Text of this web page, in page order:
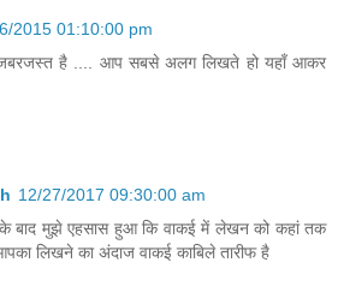
2015 01:10:00 pm
है .... आप सबसे अलग लिखते हो यहाँ आकर
12/27/2017 09:30:00 am
मुझे एहसास हुआ कि वाकई में लेखन को कहां तक
लिखने का अंदाज वाकई काबिले तारीफ है